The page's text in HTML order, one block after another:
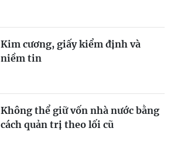
Kim cương, giấy kiểm định và
niềm tin
Không thể giữ vốn nhà nước bằng
cách quản trị theo lối cũ